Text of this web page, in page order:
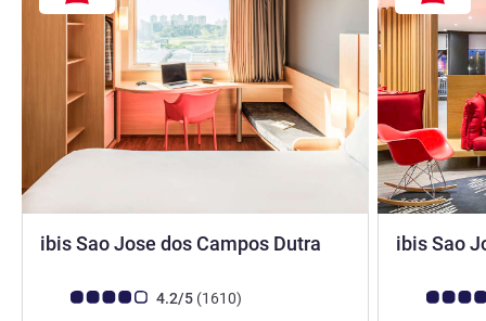
ibis Sao Jose dos Campos Dutra
Note Avis clients (Note ALL)
4.2/5 (1610avis
)
ibis Sao
Note Avis